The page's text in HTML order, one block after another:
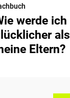
werde ich
als
Eltern?